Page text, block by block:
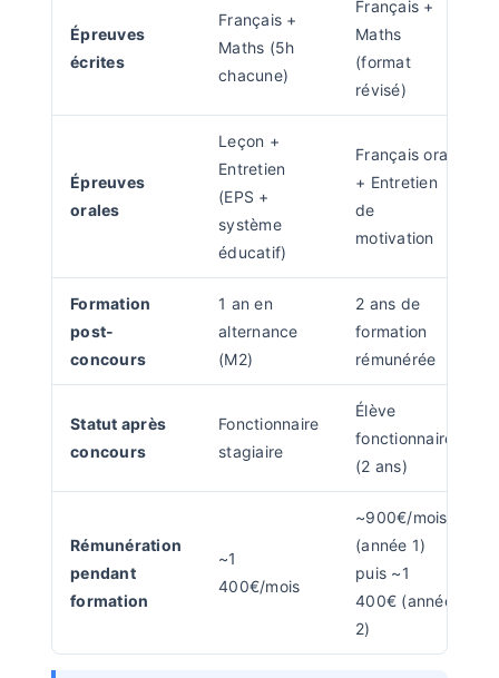
Épreuves
écrites
Français +
Maths (5h
chacune)
Français +
Maths
(format
révisé)
Épreuves
orales
Leçon +
Entretien
(EPS +
système
éducatif)
Français oral
+ Entretien
de
motivation
Formation
post-
concours
1 an en
alternance
(M2)
2 ans de
formation
rémunérée
Statut après
concours
Fonctionnaire
stagiaire
Élève
fonctionnaire
(2 ans)
Rémunération
pendant
formation
~1
400€/mois
~900€/mois
(année 1)
puis ~1
400€ (année
2)